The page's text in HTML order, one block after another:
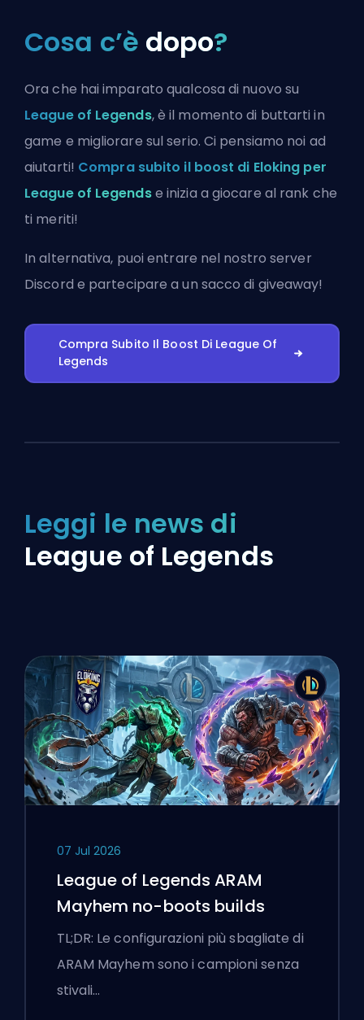
Cosa c’è dopo?
Ora che hai imparato qualcosa di nuovo su
League of Legends, è il momento di buttarti in
game e migliorare sul serio. Ci pensiamo noi ad
aiutarti! Compra subito il boost di Eloking per
League of Legendse inizia a giocare al rank che
ti meriti!
In alternativa, puoientrare nel nostro server
Discord e partecipare a un sacco di giveaway!
Compra Subito Il Boost Di League Of
Legends
Leggi le news di
League of Legends
07 Jul 2026
League of Legends ARAM
Mayhem no-boots builds
TL;DR: Le configurazioni più sbagliate di
ARAM Mayhem sono i campioni senza
stivali…